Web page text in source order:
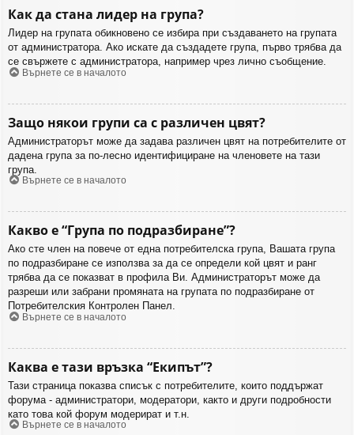
Как да стана лидер на група?
Лидер на групата обикновено се избира при създаването на групата
от администратора. Ако искате да създадете група, първо трябва да
се свържете с администратора, например чрез лично съобщение.
Върнете се в началото
Защо някои групи са с различен цвят?
Администраторът може да задава различен цвят на потребителите от
дадена група за по-лесно идентифициране на членовете на тази
група.
Върнете се в началото
Какво е “Група по подразбиране”?
Ако сте член на повече от една потребителска група, Вашата група
по подразбиране се използва за да се определи кой цвят и ранг
трябва да се показват в профила Ви. Администраторът може да
разреши или забрани промяната на групата по подразбиране от
Потребителския Контролен Панел.
Върнете се в началото
Каква е тази връзка “Екипът”?
Тази страница показва списък с потребителите, които поддържат
форума - администратори, модератори, както и други подробности
като това кой форум модерират и т.н.
Върнете се в началото